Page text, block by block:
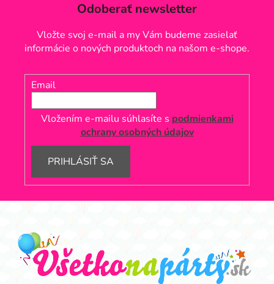
Odoberať newsletter
Vložte svoj e-mail a my Vám budeme zasielať
informácie o nových produktoch na našom e-shope.
Email
Vložením e-mailu súhlasíte s podmienkami
ochrany osobných údajov
PRIHLÁSIŤ SA
Z